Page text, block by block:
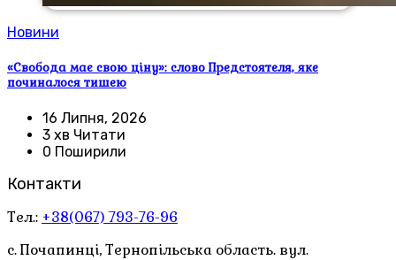
Новини
«Свобода має свою ціну»: слово Предстоятеля, яке
починалося тишею
16 Липня, 2026
3 хв Читати
0 Поширили
Контакти
Тел.: +38(067) 793-76-96
с. Почапинці, Тернопільська область. вул.